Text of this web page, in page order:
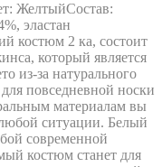
ЖелтыйСостав:
эластан
костюм 2 ка, состоит
который является
из-за натурального
повседневной носки
материалам вы
любой ситуации. Белый
современной
костюм станет для